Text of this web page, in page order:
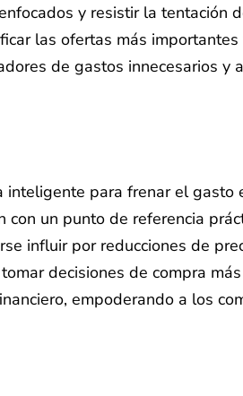
y resistir la tentación
las ofertas más
de gastos innecesarios y
para frenar el gasto
un punto de referencia
influir por reducciones de
decisiones de compra
empoderando a los